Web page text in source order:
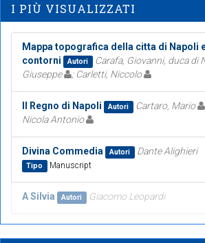
I PIÙ VISUALIZZATI
Mappa topografica della citta di Napoli
contorni
Autori Carafa, Giovanni, duca di
Giuseppe
; Carletti, Niccolo
Il Regno di Napoli Autori Cartaro, Mario
Nicola Antonio
Divina Commedia Autori Dante Alighieri
Tipo Manuscript
A Silvia Autori Giacomo Leopardi